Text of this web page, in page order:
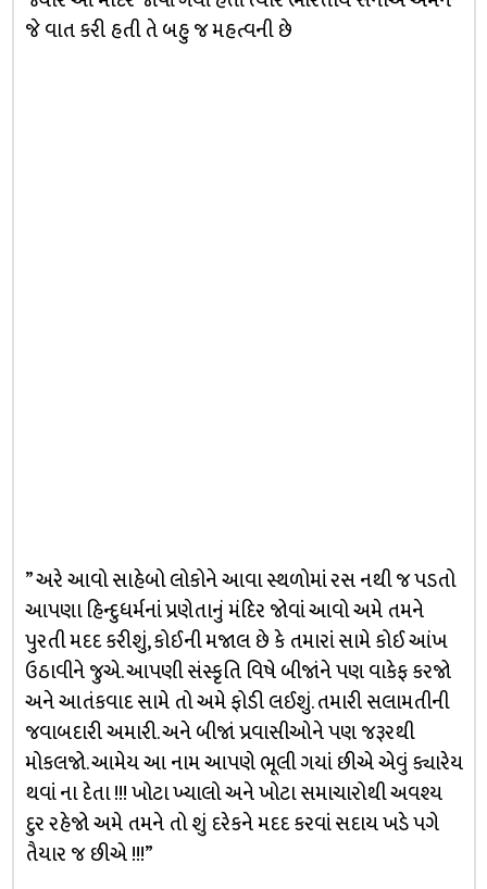
જે વાત કરી હતી તે બહુ જ મહત્વની છે
” અરે આવો સાહેબો લોકોને આવા સ્થળોમાં રસ નથી જ પડતો
આપણા હિન્દુધર્મનાં પ્રણેતાનું મંદિર જોવાં આવો અમે તમને
પુરતી મદદ કરીશું, કોઈની મજાલ છે કે તમારાં સામે કોઈ આંખ
ઉઠાવીને જુએ. આપણી સંસ્કૃતિ વિષે બીજાંને પણ વાકેફ કરજો
અને આતંકવાદ સામે તો અમે ફોડી લઈશું. તમારી સલામતીની
જવાબદારી અમારી. અને બીજાં પ્રવાસીઓને પણ જરૂરથી
મોકલજો. આમેય આ નામ આપણે ભૂલી ગયાં છીએ એવું ક્યારેય
થવાં ના દેતા !!! ખોટા ખ્યાલો અને ખોટા સમાચારોથી અવશ્ય
દુર રહેજો અમે તમને તો શું દરેકને મદદ કરવાં સદાય ખડે પગે
તૈયાર જ છીએ !!!”